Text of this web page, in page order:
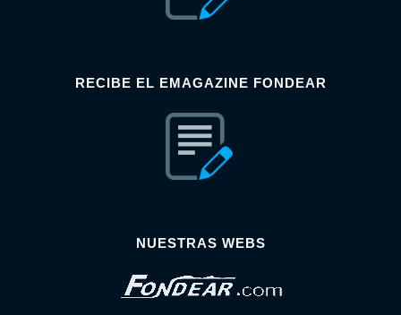
RECIBE EL EMAGAZINE FONDEAR
NUESTRAS WEBS